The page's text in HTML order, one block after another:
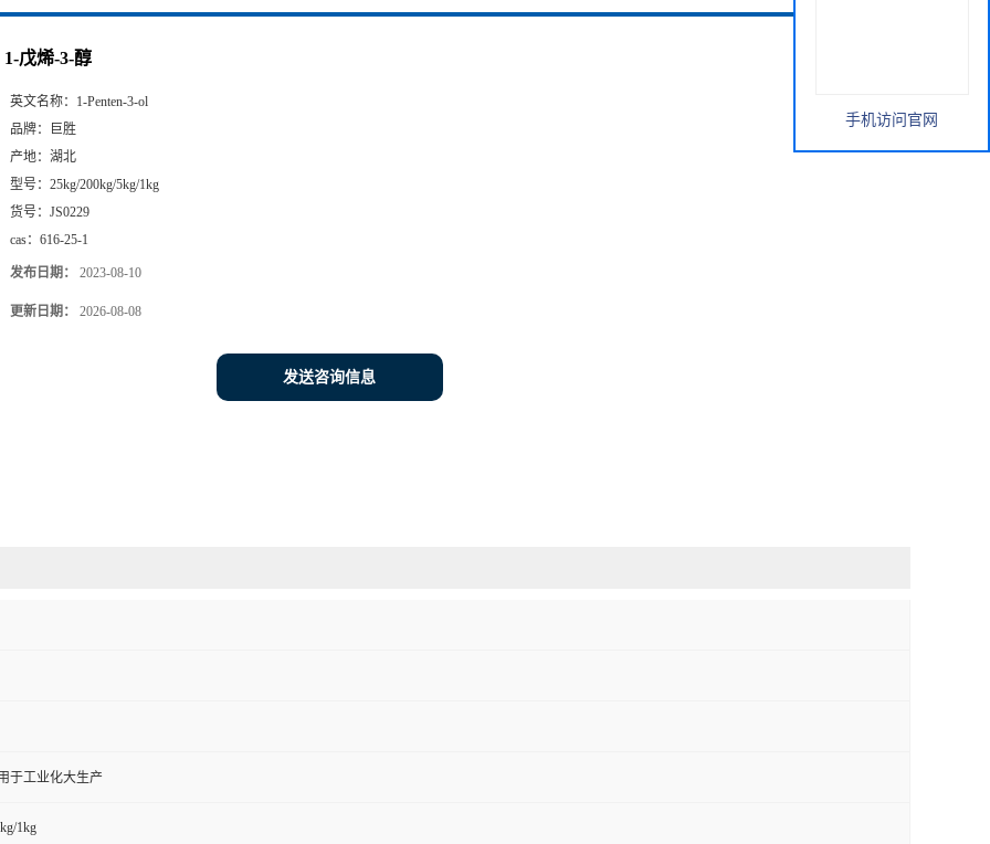
1-戊烯-3-醇
英文名称： 1-Penten-3-ol
品牌：
巨胜
产地： 湖北
型号： 25kg/200kg/5kg/1kg
货号： JS0229
cas： 616-25-1
发布日期： 2023-08-10
更新日期： 2026-08-08
发送咨询信息
于工业化大生产
1kg
手机访问官网